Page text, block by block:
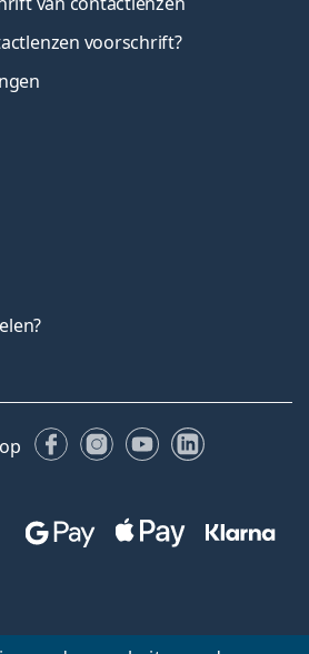
voorschrift?
FacebookInstagram
YouTubeLinkedIn